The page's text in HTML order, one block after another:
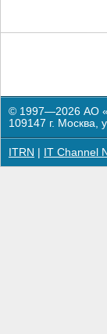
© 1997—2026 АО
109147 г. Москва,
ITRN IT Channel